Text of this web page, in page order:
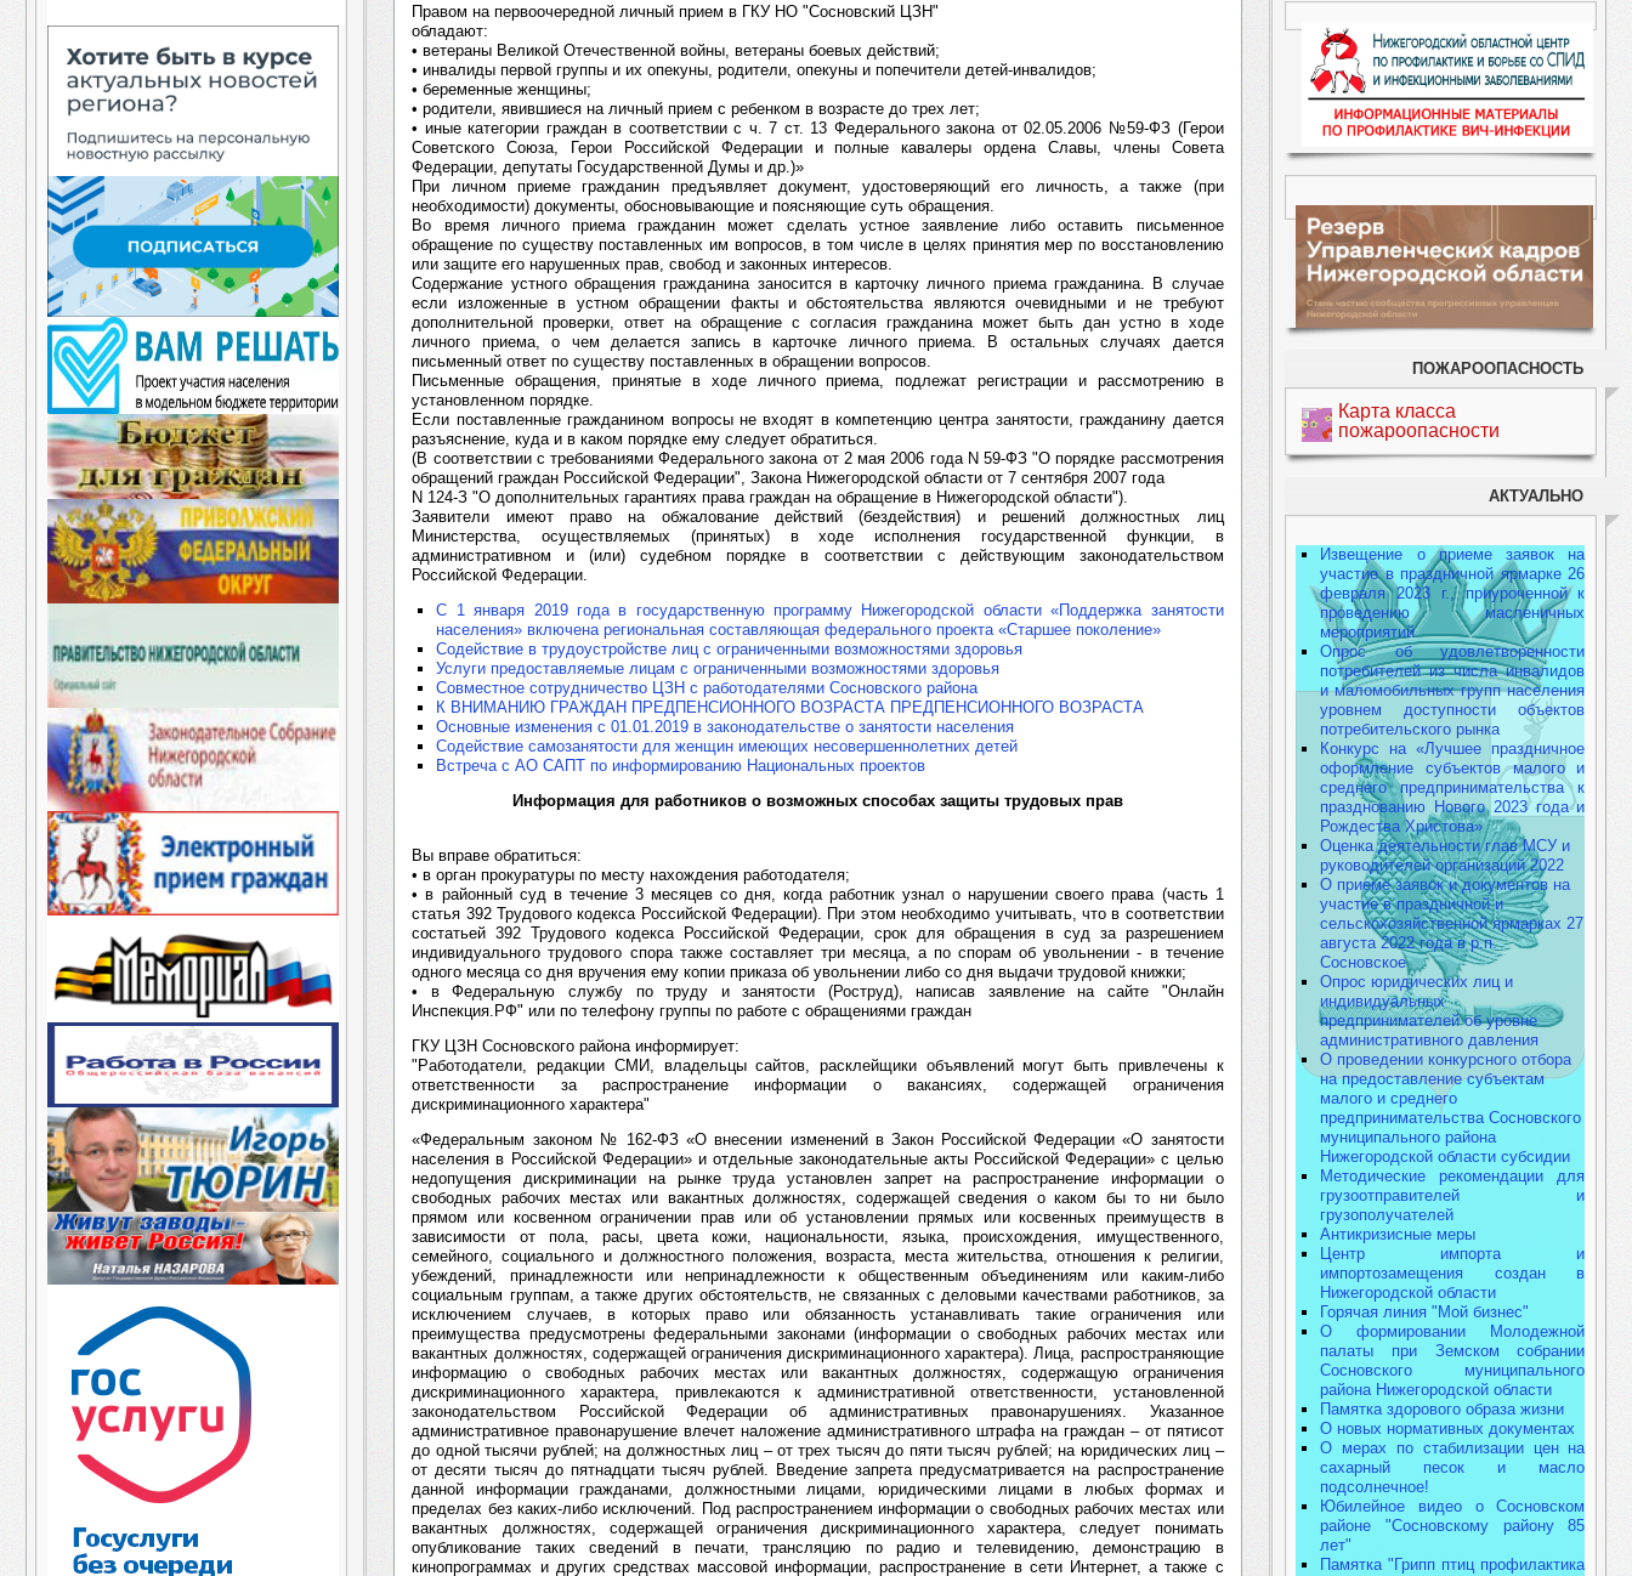
Правом на первоочередной личный прием в ГКУ НО "Сосновский ЦЗН"
обладают:
• ветераны Великой Отечественной войны, ветераны боевых действий;
• инвалиды первой группы и их опекуны, родители, опекуны и попечители детей-инвалидов;
• беременные женщины;
• родители, явившиеся на личный прием с ребенком в возрасте до трех лет;
• иные категории граждан в соответствии с ч. 7 ст. 13 Федерального закона от 02.05.2006 №59-ФЗ (Герои
Советского Союза, Герои Российской Федерации и полные кавалеры ордена Славы, члены Совета
Федерации, депутаты Государственной Думы и др.)»
При личном приеме гражданин предъявляет документ, удостоверяющий его личность, а также (при
необходимости) документы, обосновывающие и поясняющие суть обращения.
Во время личного приема гражданин может сделать устное заявление либо оставить письменное
обращение по существу поставленных им вопросов, в том числе в целях принятия мер по восстановлению
или защите его нарушенных прав, свобод и законных интересов.
Содержание устного обращения гражданина заносится в карточку личного приема гражданина. В случае
если изложенные в устном обращении факты и обстоятельства являются очевидными и не требуют
дополнительной проверки, ответ на обращение с согласия гражданина может быть дан устно в ходе
личного приема, о чем делается запись в карточке личного приема. В остальных случаях дается
письменный ответ по существу поставленных в обращении вопросов.
Письменные обращения, принятые в ходе личного приема, подлежат регистрации и рассмотрению в
установленном порядке.
Если поставленные гражданином вопросы не входят в компетенцию центра занятости, гражданину дается
разъяснение, куда и в каком порядке ему следует обратиться.
(В соответствии с требованиями Федерального закона от 2 мая 2006 года N 59-ФЗ "О порядке рассмотрения
обращений граждан Российской Федерации", Закона Нижегородской области от 7 сентября 2007 года
N 124-З "О дополнительных гарантиях права граждан на обращение в Нижегородской области").
Заявители имеют право на обжалование действий (бездействия) и решений должностных лиц
Министерства, осуществляемых (принятых) в ходе исполнения государственной функции, в
административном и (или) судебном порядке в соответствии с действующим законодательством
Российской Федерации.
С 1 января 2019 года в государственную программу Нижегородской области «Поддержка занятости
населения» включена региональная составляющая федерального проекта «Старшее поколение»
Содействие в трудоустройстве лиц с ограниченными возможностями здоровья
Услуги предоставляемые лицам с ограниченными возможностями здоровья
Совместное сотрудничество ЦЗН с работодателями Сосновского района
К ВНИМАНИЮ ГРАЖДАН ПРЕДПЕНСИОННОГО ВОЗРАСТА ПРЕДПЕНСИОННОГО ВОЗРАСТА
Основные изменения с 01.01.2019 в законодательстве о занятости населения
Содействие самозанятости для женщин имеющих несовершеннолетних детей
Встреча с АО САПТ по информированию Национальных проектов
Информация для работников о возможных способах защиты трудовых прав
Вы вправе обратиться:
• в орган прокуратуры по месту нахождения работодателя;
• в районный суд в течение 3 месяцев со дня, когда работник узнал о нарушении своего права (часть 1
статья 392 Трудового кодекса Российской Федерации). При этом необходимо учитывать, что в соответствии
состатьей 392 Трудового кодекса Российской Федерации, срок для обращения в суд за разрешением
индивидуального трудового спора также составляет три месяца, а по спорам об увольнении - в течение
одного месяца со дня вручения ему копии приказа об увольнении либо со дня выдачи трудовой книжки;
• в Федеральную службу по труду и занятости (Роструд), написав заявление на сайте "Онлайн
Инспекция.РФ" или по телефону группы по работе с обращениями граждан
ГКУ ЦЗН Сосновского района информирует:
"Работодатели, редакции СМИ, владельцы сайтов, расклейщики объявлений могут быть привлечены к
ответственности за распространение информации о вакансиях, содержащей ограничения
дискриминационного характера"
«Федеральным законом № 162-ФЗ «О внесении изменений в Закон Российской Федерации «О занятости
населения в Российской Федерации» и отдельные законодательные акты Российской Федерации» с целью
недопущения дискриминации на рынке труда установлен запрет на распространение информации о
свободных рабочих местах или вакантных должностях, содержащей сведения о каком бы то ни было
прямом или косвенном ограничении прав или об установлении прямых или косвенных преимуществ в
зависимости от пола, расы, цвета кожи, национальности, языка, происхождения, имущественного,
семейного, социального и должностного положения, возраста, места жительства, отношения к религии,
убеждений, принадлежности или непринадлежности к общественным объединениям или каким-либо
социальным группам, а также других обстоятельств, не связанных с деловыми качествами работников, за
исключением случаев, в которых право или обязанность устанавливать такие ограничения или
преимущества предусмотрены федеральными законами (информации о свободных рабочих местах или
вакантных должностях, содержащей ограничения дискриминационного характера). Лица, распространяющие
информацию о свободных рабочих местах или вакантных должностях, содержащую ограничения
дискриминационного характера, привлекаются к административной ответственности, установленной
законодательством Российской Федерации об административных правонарушениях. Указанное
административное правонарушение влечет наложение административного штрафа на граждан – от пятисот
до одной тысячи рублей; на должностных лиц – от трех тысяч до пяти тысяч рублей; на юридических лиц –
от десяти тысяч до пятнадцати тысяч рублей. Введение запрета предусматривается на распространение
данной информации гражданами, должностными лицами, юридическими лицами в любых формах и
пределах без каких-либо исключений. Под распространением информации о свободных рабочих местах или
вакантных должностях, содержащей ограничения дискриминационного характера, следует понимать
опубликование таких сведений в печати, трансляцию по радио и телевидению, демонстрацию в
кинопрограммах и других средствах массовой информации, распространение в сети Интернет, а также с
ПОЖАРООПАСНОСТЬ
Карта класса
пожароопасности
АКТУАЛЬНО
Извещение о приеме заявок на
участие в праздничной ярмарке 26
февраля 2023 г., приуроченной к
проведению масленичных
мероприятий
Опрос об удовлетворенности
потребителей из числа инвалидов
и маломобильных групп населения
уровнем доступности объектов
потребительского рынка
Конкурс на «Лучшее праздничное
оформление субъектов малого и
среднего предпринимательства к
празднованию Нового 2023 года и
Рождества Христова»
Оценка деятельности глав МСУ и
руководителей организаций 2022
О приеме заявок и документов на
участие в праздничной и
сельскохозяйственной ярмарках 27
августа 2022 года в р.п.
Сосновское
Опрос юридических лиц и
индивидуальных
предпринимателей об уровне
административного давления
О проведении конкурсного отбора
на предоставление субъектам
малого и среднего
предпринимательства Сосновского
муниципального района
Нижегородской области субсидии
Методические рекомендации для
грузоотправителей и
грузополучателей
Антикризисные меры
Центр импорта и
импортозамещения создан в
Нижегородской области
Горячая линия "Мой бизнес"
О формировании Молодежной
палаты при Земском собрании
Сосновского муниципального
района Нижегородской области
Памятка здорового образа жизни
О новых нормативных документах
О мерах по стабилизации цен на
сахарный песок и масло
подсолнечное!
Юбилейное видео о Сосновском
районе "Сосновскому району 85
лет"
Памятка "Грипп птиц профилактика